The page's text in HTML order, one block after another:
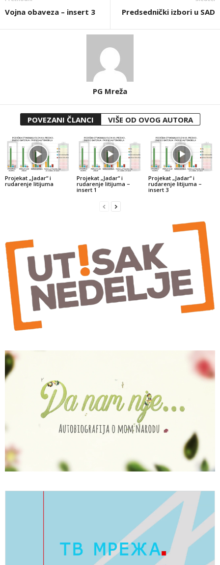
Vojna obaveza – insert 3 Predsednički izbori u SAD
PG Mreža
POVEZANI ČLANCI VIŠE OD OVOG AUTORA
Projekat „Jadar“ i
rudarenje litijuma
Projekat „Jadar“ i
rudarenje litijuma –
insert 1
Projekat „Jadar“ i
rudarenje litijuma –
insert 3